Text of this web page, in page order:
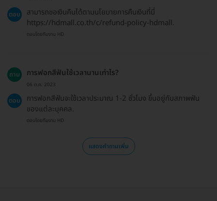
ตอบ
สามารถขอเงินคืนได้ตามนโยบายการคืนเงินที่นี่
https://hdmall.co.th/c/refund-policy-hdmall.
ตอบโดยทีมงาน HD
ถาม การฟอกสีฟันใช้เวลานานเท่าไร?
06 ต.ค. 2023
ตอบ
การฟอกสีฟันจะใช้เวลาประมาณ 1-2 ชั่วโมง ขึ้นอยู่กับสภาพฟัน
ของแต่ละบุคคล.
ตอบโดยทีมงาน HD
แสดงคำถามเพิ่ม